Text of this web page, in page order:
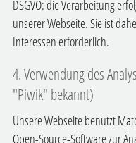
DSGVO: die Verarbeitung
unserer Webseite. Sie ist
Interessen erforderlich.
4. Verwendung des
"Piwik" bekannt)
Unsere Webseite benutzt
Open-Source-Software zur